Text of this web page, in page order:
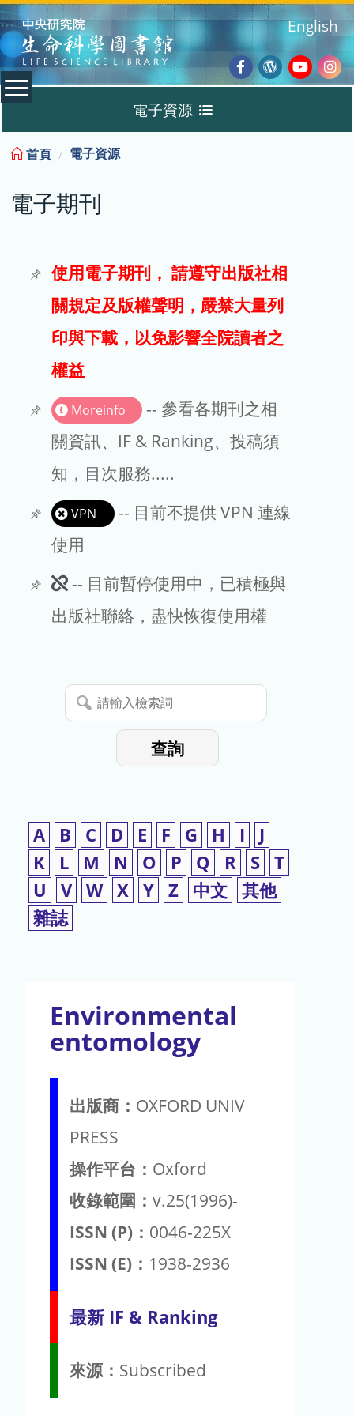
:::
Facebook
Wordpress
English
電子資源
電子期刊
試用
文章處理費
EndNote
首頁 電子資源
電子期刊
使用電子期刊， 請遵守出版社相
關規定及版權聲明，嚴禁大量列
印與下載，以免影響全院讀者之
權益
Moreinfo
-- 參看各期刊之相
關資訊、IF & Ranking、投稿須
知，目次服務.....
VPN
-- 目前不提供 VPN 連線
使用
此
期
暫
停
-- 目前暫停使用中，已積極與
出版社聯絡，盡快恢復使用權
請
輸
查詢
A B C D E F G H I
J
K
L M N O P Q R S T
U
V W X Y Z 中文 其他
雜誌
Environmental
entomology
出版商： OXFORD UNIV
PRESS
操作平台： Oxford
收錄範圍： v.25(1996)-
ISSN (P)： 0046-225X
ISSN (E)： 1938-2936
最新 IF & Ranking
來源： Subscribed